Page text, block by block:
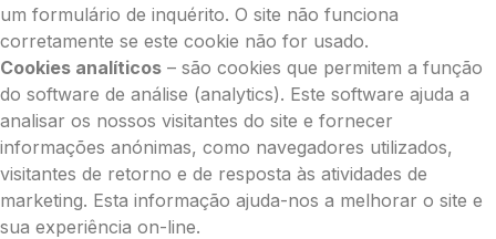
um formulário de inquérito. O site não funciona
corretamente se este cookie não for usado.
Cookies analíticos – são cookies que permitem a função
do software de análise (analytics). Este software ajuda a
analisar os nossos visitantes do site e fornecer
informações anónimas, como navegadores utilizados,
visitantes de retorno e de resposta às atividades de
marketing. Esta informação ajuda-nos a melhorar o site e
sua experiência on-line.